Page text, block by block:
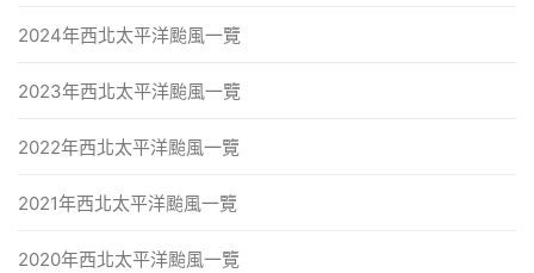
2024年西北太平洋颱風一覽
2023年西北太平洋颱風一覽
2022年西北太平洋颱風一覽
2021年西北太平洋颱風一覽
2020年西北太平洋颱風一覽